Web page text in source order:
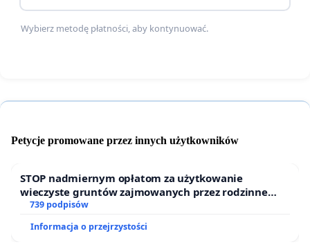
Wybierz metodę płatności, aby kontynuować.
Petycje promowane przez innych użytkowników
STOP nadmiernym opłatom za użytkowanie
wieczyste gruntów zajmowanych przez rodzinne
ogrody działkowe.
739 podpisów
Informacja o przejrzystości